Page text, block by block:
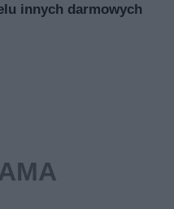
innych darmowych